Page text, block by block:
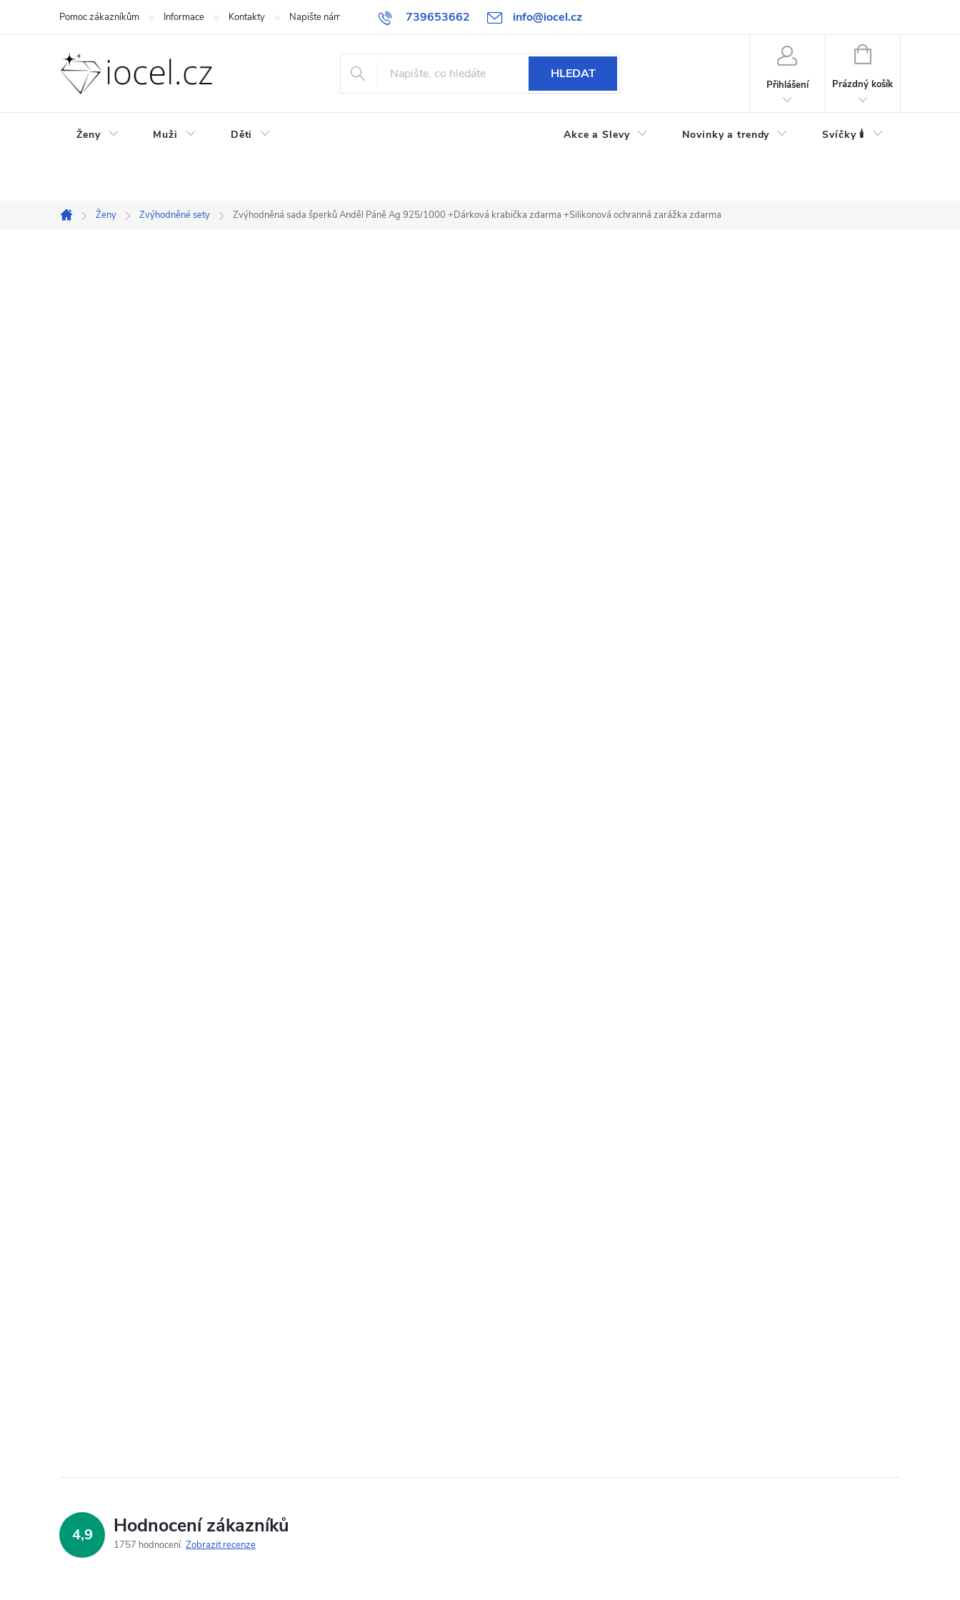
739653662 info@iocel.cz
Pomoc zákazníkům Informace Kontakty Napište nám Blog Obchodní podmínky Oblíbené Spolupráce
HLEDAT
Přihlášení
NÁKUPNÍ
Prázdný košík
Ženy Muži Děti Akce a Slevy Novinky a trendy Svíčky 🕯️
Domů
Ženy Zvýhodněné sety Zvýhodněná sada šperků Anděl Páně Ag 925/1000 +Dárková krabička zdarma +Silikonová ochranná zarážka zdarma
4,9 Hodnocení zákazníků
1757 hodnocení Zobrazit recenze